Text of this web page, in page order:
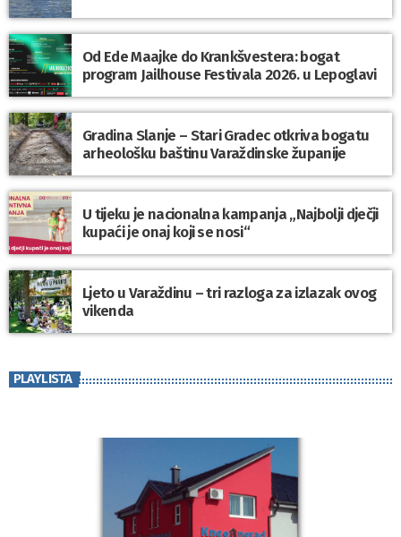
Od Ede Maajke do Krankšvestera: bogat
program Jailhouse Festivala 2026. u Lepoglavi
Gradina Slanje – Stari Gradec otkriva bogatu
arheološku baštinu Varaždinske županije
U tijeku je nacionalna kampanja „Najbolji dječji
kupaći je onaj koji se nosi“
Ljeto u Varaždinu – tri razloga za izlazak ovog
vikenda
PLAYLISTA